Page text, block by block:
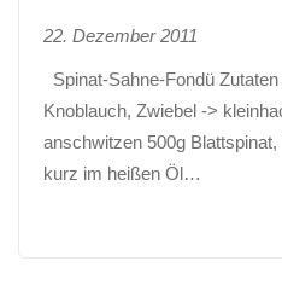
22. Dezember 2011
Spinat-Sahne-Fondü
Knoblauch, Zwiebel ->
anschwitzen 500g
kurz im heißen Öl…